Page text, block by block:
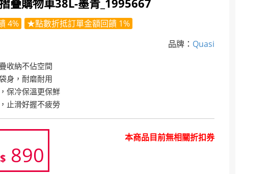
4%
★點數折抵訂單金額回饋 1%
品牌： Quasi
收納不佔空間
身，耐磨耐用
保冷保溫更保鮮
止滑好握不疲勞
$890
本商品目前無相關折扣券